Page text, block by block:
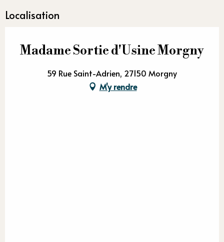
Localisation
Madame Sortie d'Usine Morgny
59 Rue Saint-Adrien, 27150 Morgny
M'y rendre